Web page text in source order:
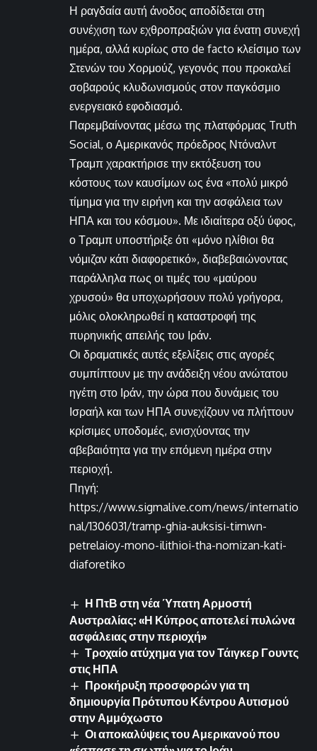
Η ραγδαία αυτή άνοδος αποδίδεται στη
συνέχιση των εχθροπραξιών για ένατη συνεχή
ημέρα, αλλά κυρίως στο de facto κλείσιμο των
Στενών του Χορμούζ, γεγονός που προκαλεί
σοβαρούς κλυδωνισμούς στον παγκόσμιο
ενεργειακό εφοδιασμό.
Παρεμβαίνοντας μέσω της πλατφόρμας Truth
Social, ο Αμερικανός πρόεδρος Ντόναλντ
Τραμπ χαρακτήρισε την εκτόξευση του
κόστους των καυσίμων ως ένα «πολύ μικρό
τίμημα για την ειρήνη και την ασφάλεια των
ΗΠΑ και του κόσμου». Με ιδιαίτερα οξύ ύφος,
ο Τραμπ υποστήριξε ότι «μόνο ηλίθιοι θα
νόμιζαν κάτι διαφορετικό», διαβεβαιώνοντας
παράλληλα πως οι τιμές του «μαύρου
χρυσού» θα υποχωρήσουν πολύ γρήγορα,
μόλις ολοκληρωθεί η καταστροφή της
πυρηνικής απειλής του Ιράν.
Οι δραματικές αυτές εξελίξεις στις αγορές
συμπίπτουν με την ανάδειξη νέου ανώτατου
ηγέτη στο Ιράν, την ώρα που δυνάμεις του
Ισραήλ και των ΗΠΑ συνεχίζουν να πλήττουν
κρίσιμες υποδομές, ενισχύοντας την
αβεβαιότητα για την επόμενη ημέρα στην
περιοχή.
Πηγή:
https://www.sigmalive.com/news/internatio
nal/1306031/tramp-ghia-auksisi-timwn-
petrelaioy-mono-ilithioi-tha-nomizan-kati-
diaforetiko
Η ΠτΒ στη νέα Ύπατη Αρμοστή
Αυστραλίας: «Η Κύπρος αποτελεί πυλώνα
ασφάλειας στην περιοχή»
Τροχαίο ατύχημα για τον Τάιγκερ Γουντς
στις ΗΠΑ
Προκήρυξη προσφορών για τη
δημιουργία Πρότυπου Κέντρου Αυτισμού
στην Αμμόχωστο
Οι αποκαλύψεις του Αμερικανού που